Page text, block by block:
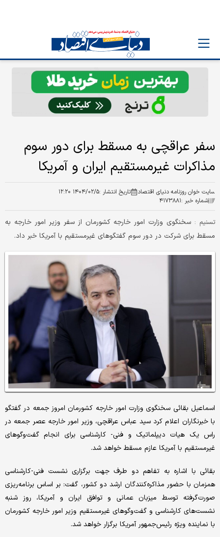
سفر عراقچی به مسقط برای دور سوم
مذاکرات غیرمستقیم ایران و آمریکا
سایت خوان روزنامه دنیای اقتصاد تاریخ انتشار :۱۴۰۴/۰۲/۵ ۱۲:۲۰
شماره خبر :۴۱۷۳۸۸۱
تسنیم : سخنگوی وزارت امور خارجه کشورمان از سفر وزیر امور خارجه به
مسقط برای شرکت در دور سوم گفتگوهای غیرمستقیم با آمریکا خبر داد.
اسماعیل بقائی سخنگوی وزارت امور خارجه کشورمان امروز جمعه در گفتگو
با خبرنگاران اعلام کرد سید عباس عراقچی، وزیر امور خارجه عصر جمعه در
راس یک هیات دیپلماتیک و فنی- کارشناسی برای انجام گفت‌وگوهای
غیرمستقیم با آمریکا عازم مسقط خواهد شد.
بقائی با اشاره به تفاهم دو طرف جهت برگزاری نشست فنی-کارشناسی
همزمان با حضور مذاکره‌کنندگان ارشد دو کشور، گفت: بر اساس برنامه‌ریزی
صورت‌گرفته توسط میزبان عمانی و توافق ایران و آمریکا، روز شنبه
نشست‌های کارشناسی و گفت‌وگوهای غیرمستقیم وزیر امور خارجه کشورمان
با نماینده ویژه رئیس‌جمهور آمریکا برگزار خواهد شد.